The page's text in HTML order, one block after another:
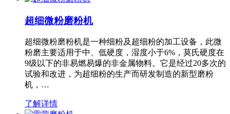
超细微粉磨粉机
超细微粉磨粉机是一种细粉及超细粉的加工设备，此微
粉磨主要适用于中、低硬度，湿度小于6%，莫氏硬度在
9级以下的非易燃易爆的非金属物料。它是经过20多次的
试验和改进，为超细粉的生产而研发制造的新型磨粉
机，…
了解详情